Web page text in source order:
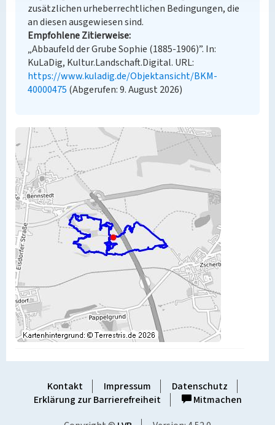
zusätzlichen urheberrechtlichen Bedingungen, die
an diesen ausgewiesen sind.
Empfohlene Zitierweise
„Abbaufeld der Grube Sophie (1885-1906)”. In:
KuLaDig, Kultur.Landschaft.Digital. URL:
https://www.kuladig.de/Objektansicht/BKM-
40000475 (Abgerufen: 9. August 2026)
Kontakt Impressum
Datenschutz
Erklärung zur Barrierefreiheit
Mitmachen